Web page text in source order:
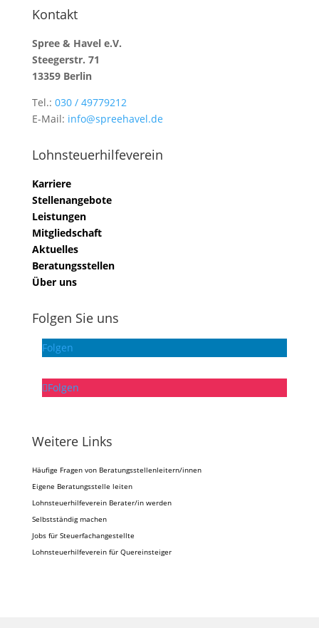
Kontakt
Spree & Havel e.V.
Steegerstr. 71
13359 Berlin
Tel.: 030 / 49779212
E-Mail: info@spreehavel.de
Lohnsteuerhilfeverein
Karriere
Stellenangebote
Leistungen
Mitgliedschaft
Aktuelles
Beratungsstellen
Über uns
Folgen Sie uns
Folgen
Folgen
Weitere Links
Häufige Fragen von Beratungsstellenleitern/innen
Eigene Beratungsstelle leiten
Lohnsteuerhilfeverein Berater/in werden
Selbstständig machen
Jobs für Steuerfachangestellte
Lohnsteuerhilfeverein für Quereinsteiger